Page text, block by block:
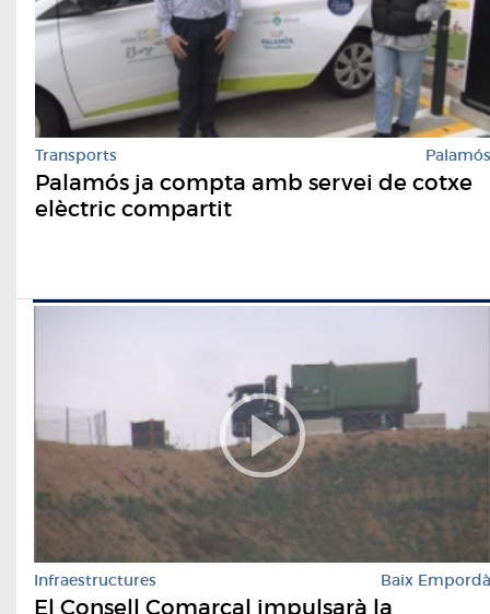
Transports Palamós
Palamós ja compta amb servei de cotxe
elèctric compartit
Infraestructures Baix Empordà
El Consell Comarcal impulsarà la